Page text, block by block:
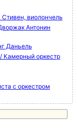
виолончель
Антонин
Даньель
Камерный оркестр
с оркестром